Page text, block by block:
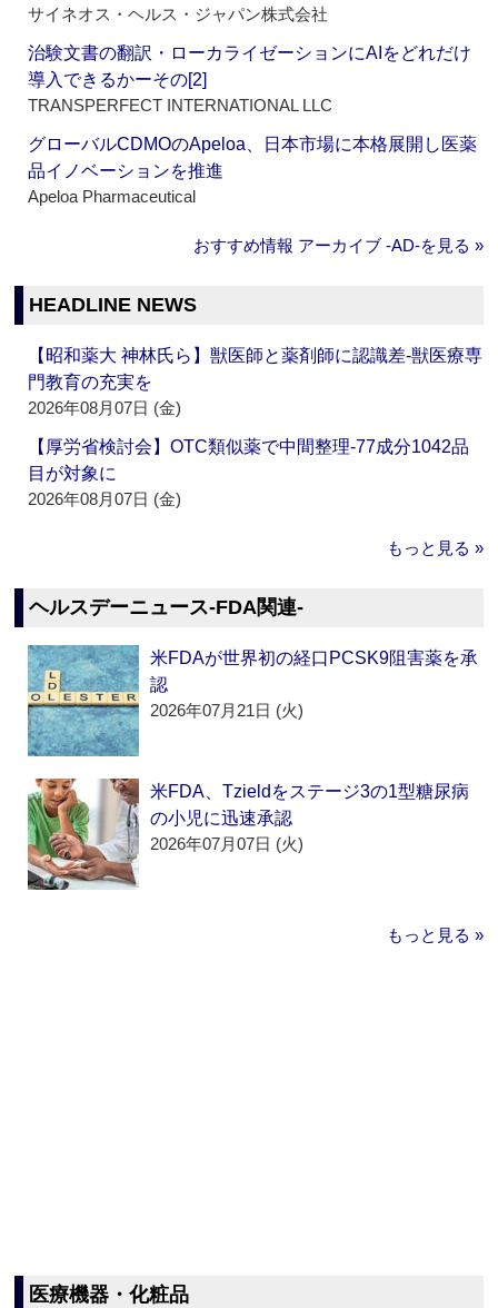
サイネオス・ヘルス・ジャパン株式会社
治験文書の翻訳・ローカライゼーションにAIをどれだけ
導入できるかーその[2]
TRANSPERFECT INTERNATIONAL LLC
グローバルCDMOのApeloa、日本市場に本格展開し医薬
品イノベーションを推進
Apeloa Pharmaceutical
おすすめ情報 アーカイブ ‐AD‐を見る »
HEADLINE NEWS
【昭和薬大 神林氏ら】獣医師と薬剤師に認識差‐獣医療専
門教育の充実を
2026年08月07日 (金)
【厚労省検討会】OTC類似薬で中間整理‐77成分1042品
目が対象に
2026年08月07日 (金)
もっと見る »
ヘルスデーニュース‐FDA関連‐
米FDAが世界初の経口PCSK9阻害薬を承
認
2026年07月21日 (火)
米FDA、Tzieldをステージ3の1型糖尿病
の小児に迅速承認
2026年07月07日 (火)
もっと見る »
医療機器・化粧品